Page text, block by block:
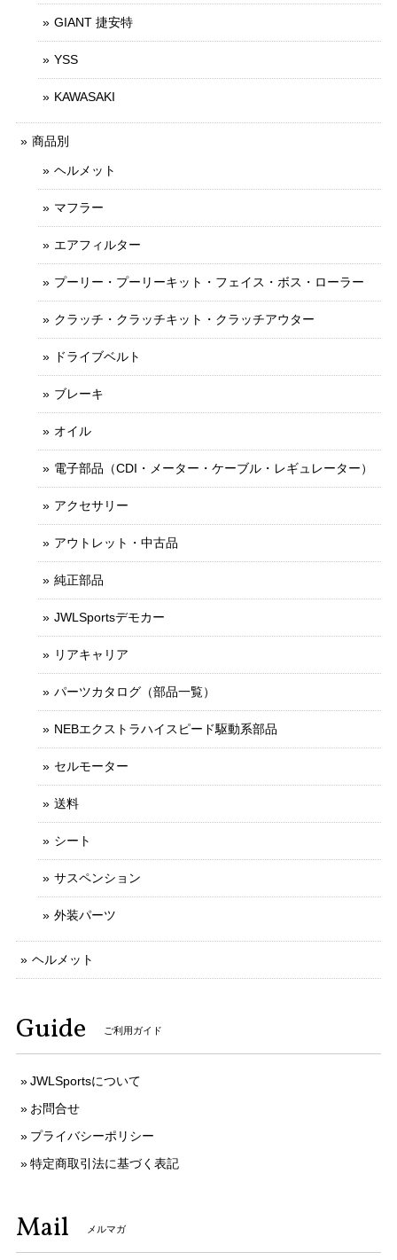
GIANT 捷安特
YSS
KAWASAKI
商品別
ヘルメット
マフラー
エアフィルター
プーリー・プーリーキット・フェイス・ボス・ローラー
クラッチ・クラッチキット・クラッチアウター
ドライブベルト
ブレーキ
オイル
電子部品（CDI・メーター・ケーブル・レギュレーター）
アクセサリー
アウトレット・中古品
純正部品
JWLSportsデモカー
リアキャリア
パーツカタログ（部品一覧）
NEBエクストラハイスピード駆動系部品
セルモーター
送料
シート
サスペンション
外装パーツ
ヘルメット
Guide ご利用ガイド
JWLSportsについて
お問合せ
プライバシーポリシー
特定商取引法に基づく表記
Mail メルマガ